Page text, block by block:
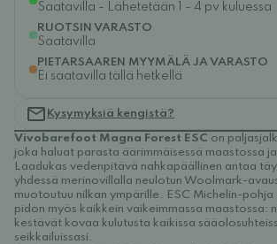
Saatavilla - Lähetetään 1 - 4 pv kuluessa
RUOTSIN VARASTO
Saatavilla
PIETARSAAREN MYYMÄLÄ JA VARASTO
Ei saatavilla tällä hetkellä
Kysymyksiä kengistä?
Vivobarefoot Magna Forest ESC on
joka haluat parasta äärimmäisessä maastossa
Laadukas vedenpitävä nahkapäällinen antaa
yhdessä merinovillalla neulotun Woolmark-
muotoutuu nilkan ympärille. ESC Michelin-pohja
pidon myös kaikkein vaikeimmassa maastossa:
kestävät kovaa kulutusta kaikissa
seikkailuissasi.